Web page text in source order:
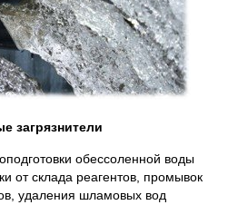
загрязнители
обессоленной воды
от склада реагентов, промывок
удаления шламовых вод